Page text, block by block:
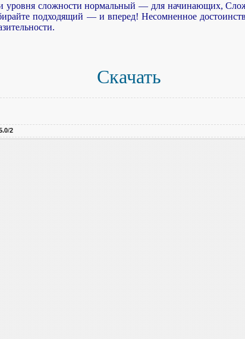
уровня сложности нормальный — для начинающих,
подходящий — и вперед! Несомненное
Скачать
/2